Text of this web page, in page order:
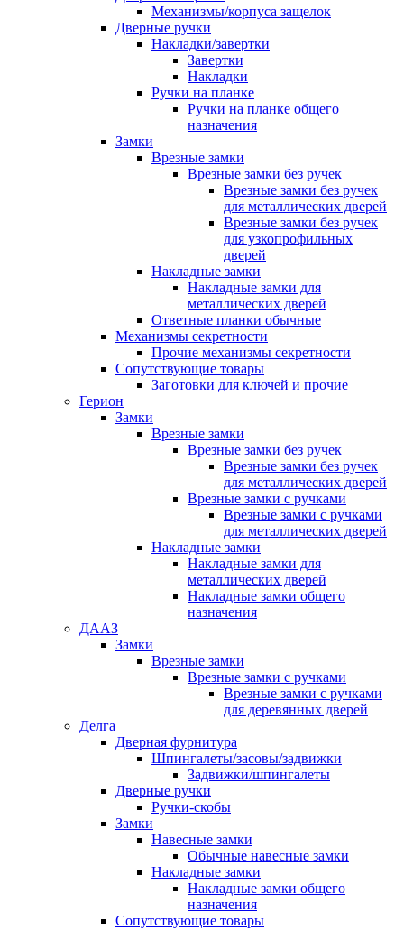
Механизмы/корпуса защелок
Дверные ручки
Накладки/завертки
Завертки
Накладки
Ручки на планке
Ручки на планке общего
назначения
Замки
Врезные замки
Врезные замки без ручек
Врезные замки без ручек
для металлических дверей
Врезные замки без ручек
для узкопрофильных
дверей
Накладные замки
Накладные замки для
металлических дверей
Ответные планки обычные
Механизмы секретности
Прочие механизмы секретности
Сопутствующие товары
Заготовки для ключей и прочие
Герион
Замки
Врезные замки
Врезные замки без ручек
Врезные замки без ручек
для металлических дверей
Врезные замки с ручками
Врезные замки с ручками
для металлических дверей
Накладные замки
Накладные замки для
металлических дверей
Накладные замки общего
назначения
ДААЗ
Замки
Врезные замки
Врезные замки с ручками
Врезные замки с ручками
для деревянных дверей
Делга
Дверная фурнитура
Шпингалеты/засовы/задвижки
Задвижки/шпингалеты
Дверные ручки
Ручки-скобы
Замки
Навесные замки
Обычные навесные замки
Накладные замки
Накладные замки общего
назначения
Сопутствующие товары